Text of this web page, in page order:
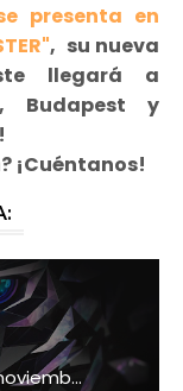
presenta en
, su nueva
llegará a
Budapest y
¡Cuéntanos!